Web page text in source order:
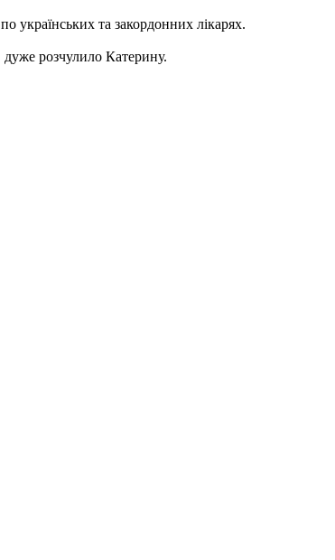
українських та закордонних лікарях.
розчулило Катерину.